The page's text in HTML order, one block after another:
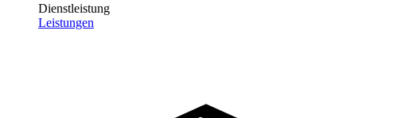
Dienstleistung
Leistungen